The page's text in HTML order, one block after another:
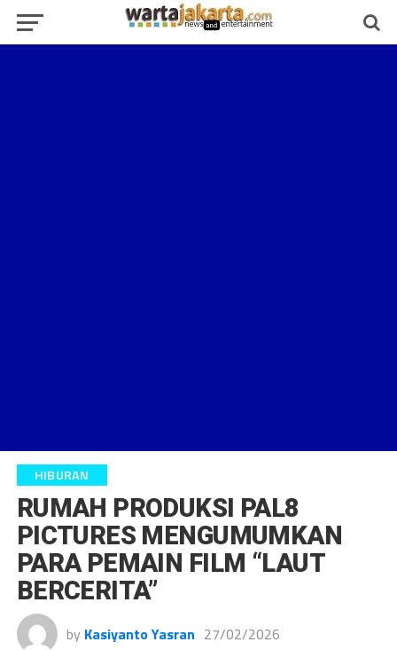
HIBURAN
RUMAH PRODUKSI PAL8
PICTURES MENGUMUMKAN
PARA PEMAIN FILM “LAUT
BERCERITA”
by Kasiyanto Yasran 27/02/2026